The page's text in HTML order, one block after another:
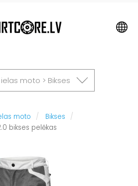
moto > Bikses
moto
Bikses
bikses pelēkas